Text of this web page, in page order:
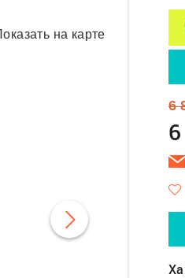
на карте
6